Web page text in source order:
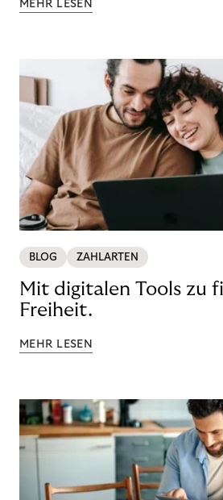
MEHR LESEN
BLOG ZAHLARTEN
Mit digitalen Tools zu
Freiheit.
MEHR LESEN